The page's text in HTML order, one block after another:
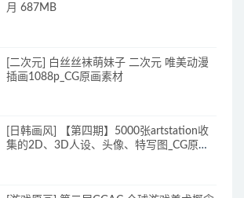
月 687MB
[二次元] 白丝丝袜萌妹子 二次元 唯美动漫
插画1088p_CG原画素材
[日韩画风] 【第四期】5000张artstation收
集的2D、3D人设、头像、特写图_CG原画